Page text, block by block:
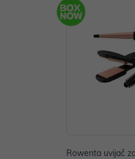
Rowenta uvijač